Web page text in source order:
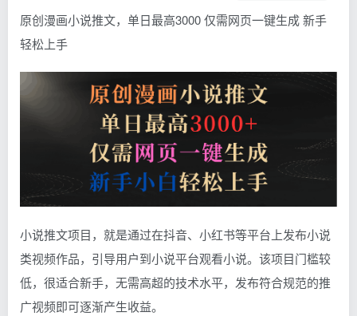
原创漫画小说推文，单日最高3000 仅需网页一键生成 新手
轻松上手
小说推文项目，就是通过在抖音、小红书等平台上发布小说
类视频作品，引导用户到小说平台观看小说。该项目门槛较
低，很适合新手，无需高超的技术水平，发布符合规范的推
广视频即可逐渐产生收益。